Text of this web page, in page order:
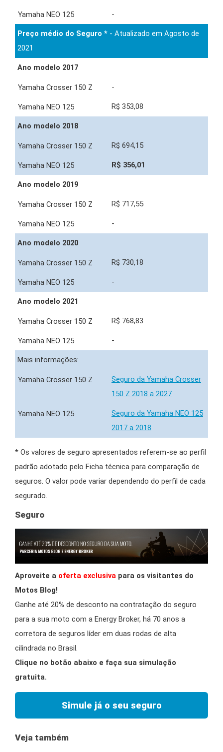
-
Preço médio do Seguro * - Atualizado em Agosto de
2021
Ano modelo 2017
-
R$ 353,08
Ano modelo 2018
R$ 694,15
R$ 356,01
Ano modelo 2019
R$ 717,55
-
Ano modelo 2020
R$ 730,18
-
Ano modelo 2021
R$ 768,83
-
Mais informações:
Seguro da Yamaha Crosser
150 Z 2018 a 2027
Seguro da Yamaha NEO 125
2017 a 2018
* Os valores de seguro apresentados referem-se ao perfil
padrão adotado pelo Ficha técnica para comparação de
seguros. O valor pode variar dependendo do perfil de cada
segurado.
Seguro
Aproveite a oferta exclusiva para os visitantes do
Motos Blog!
Ganhe até 20% de desconto na contratação do seguro
para a sua moto com a Energy Broker, há 70 anos a
corretora de seguros líder em duas rodas de alta
cilindrada no Brasil.
Clique no botão abaixo e faça sua simulação
gratuita.
Simule já o seu seguro
Veja também